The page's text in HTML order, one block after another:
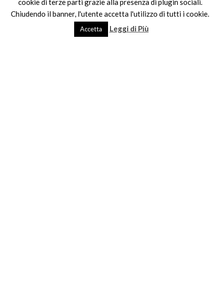
cookie di terze parti grazie alla presenza di plugin sociali.
Chiudendo il banner, l'utente accetta l'utilizzo di tutti i cookie.
Accetta Leggi di Più